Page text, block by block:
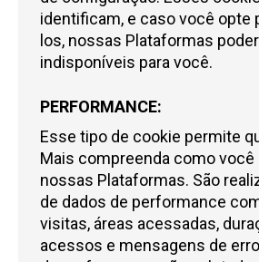
identificam, e caso você opte
los, nossas Plataformas
indisponíveis para você.
PERFORMANCE:
Esse tipo de cookie permite
Mais compreenda como você
nossas Plataformas. São
de dados de performance
visitas, áreas acessadas,
acessos e mensagens de